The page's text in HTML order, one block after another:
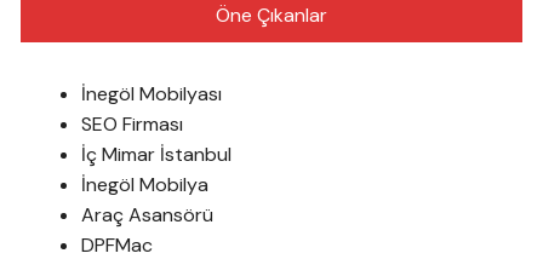
Öne Çıkanlar
İnegöl Mobilyası
SEO Firması
İç Mimar İstanbul
İnegöl Mobilya
Araç Asansörü
DPFMac